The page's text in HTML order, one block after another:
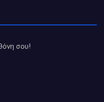
σου!